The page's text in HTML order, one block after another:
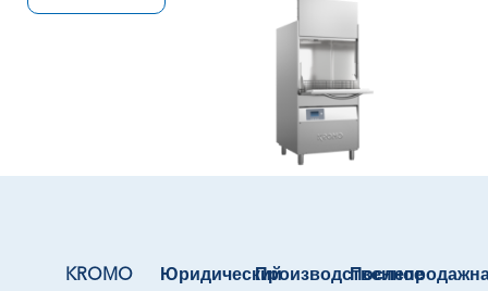
KROMO
ЮридическийПроизводственное